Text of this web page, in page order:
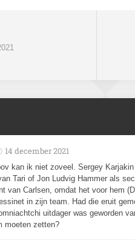
14 december 2021
kan ik niet zoveel. Sergey
Tari of Jon Ludvig Hammer als
van Carlsen, omdat het voor hem
in zijn team. Had die eruit
uitdager was geworden
moeten zetten?